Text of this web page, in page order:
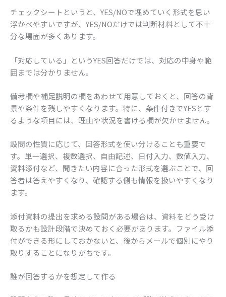
チェックシートというと、YES/NOで埋めていく形式を思い
浮かべやすいですが、YES/NOだけでは判断材料として不十
分な場面が多くあります。
「対応している」というYES回答だけでは、対応の中身や範
囲までは分かりません。
備考欄や補足説明の欄をあわせて用意しておくと、回答の背
景や条件を残しやすくなります。特に、条件付きでYESとす
るような項目には、理由や状況を書ける欄が欠かせません。
設問の性質に応じて、回答形式を使い分けることも重要で
す。単一選択、複数選択、自由記述、日付入力、数値入力、
資料添付など、聞きたい内容に合った形式を選ぶことで、回
答者は答えやすくなり、確認する側も情報を扱いやすくなり
ます。
添付資料の提出を求める設問がある場合は、資料をどう受け
取るかも設計段階で決めておく必要があります。ファイル添
付ができる形にしておかないと、後からメールで個別にやり
取りすることになりがちです。
誰が回答するかを想定して作る